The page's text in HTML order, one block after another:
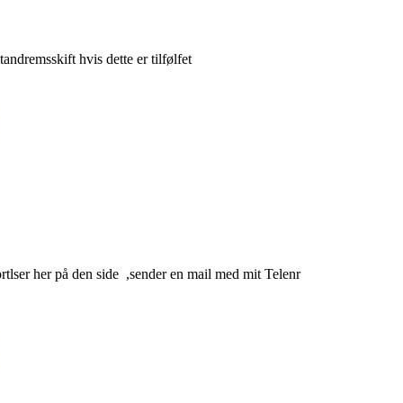
hvis dette er tilfølfet
her på den side ,sender en mail med mit Telenr